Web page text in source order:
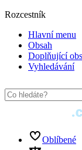
Rozcestník
Hlavní menu
Obsah
Doplňující
Vyhledávání
Oblíbené